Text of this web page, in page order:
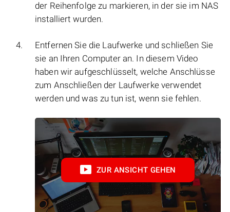
der Reihenfolge zu markieren, in der sie im NAS
installiert wurden.
Entfernen Sie die Laufwerke und schließen Sie
sie an Ihren Computer an. In diesem Video
haben wir aufgeschlüsselt, welche Anschlüsse
zum Anschließen der Laufwerke verwendet
werden und was zu tun ist, wenn sie fehlen.
ZUR ANSICHT GEHEN